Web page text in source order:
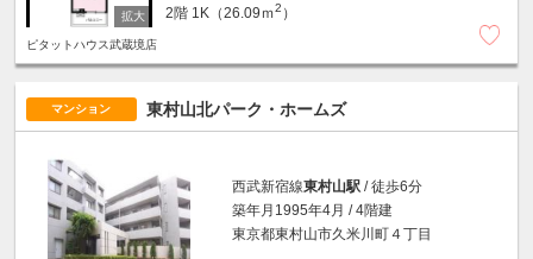
2階 1K（26.09ｍ2 ）
ピタットハウス武蔵境店
マンション 東村山北パーク・ホームズ
西武新宿線東村山駅 / 徒歩6分
築年月1995年4月 / 4階建
東京都東村山市久米川町４丁目